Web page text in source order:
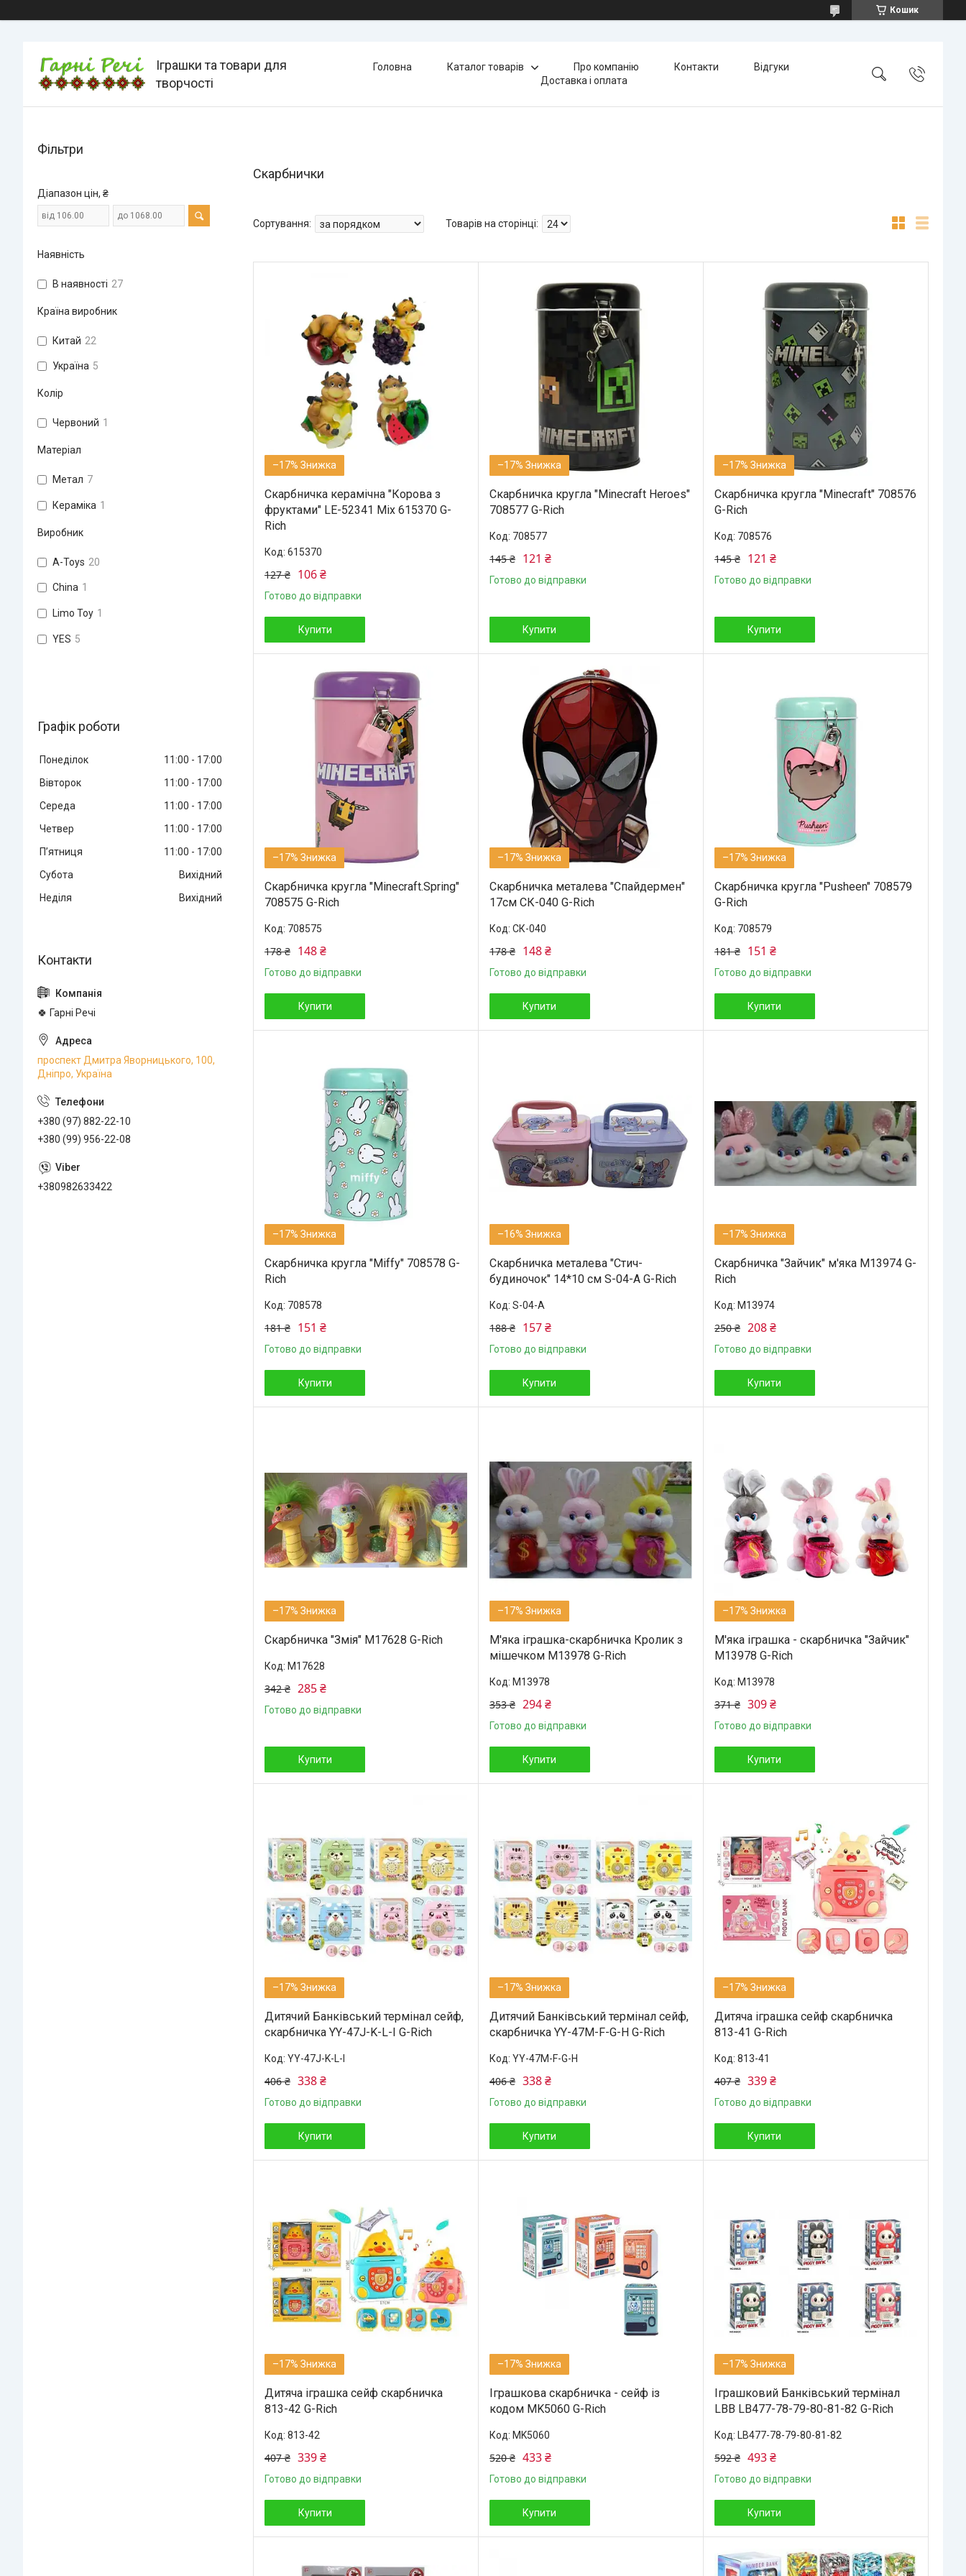
Кошик
Іграшки та товари для
творчості
Головна Каталог товарів Про компанію Контакти
Відгуки
Доставка і оплата
Скарбнички
–17%
Скарбничка керамічна "Корова з
фруктами" LE-52341 Mix 615370 G-
Rich
615370
127 ₴ 106 ₴
Готово до відправки
Купити
–17%
Скарбничка кругла "Minecraft Heroes"
708577 G-Rich
708577
145 ₴ 121 ₴
Готово до відправки
Купити
–17%
Скарбничка кругла "Minecraft" 708576
G-Rich
708576
145 ₴ 121 ₴
Готово до відправки
Купити
–17%
Скарбничка кругла "Minecraft.Spring"
708575 G-Rich
708575
178 ₴ 148 ₴
Готово до відправки
Купити
–17%
Скарбничка металева "Спайдермен"
17см СК-040 G-Rich
СК-040
178 ₴ 148 ₴
Готово до відправки
Купити
–17%
Скарбничка кругла "Pusheen" 708579
G-Rich
708579
181 ₴ 151 ₴
Готово до відправки
Купити
–17%
Скарбничка кругла "Miffy" 708578 G-
Rich
708578
181 ₴ 151 ₴
Готово до відправки
Купити
–16%
Скарбничка металева "Стич-
будиночок" 14*10 см S-04-А G-Rich
S-04-А
188 ₴ 157 ₴
Готово до відправки
Купити
–17%
Скарбничка "Зайчик" м'яка M13974 G-
Rich
M13974
250 ₴ 208 ₴
Готово до відправки
Купити
–17%
Скарбничка "Змія" M17628 G-Rich
M17628
342 ₴ 285 ₴
Готово до відправки
Купити
–17%
М'яка іграшка-скарбничка Кролик з
мішечком М13978 G-Rich
М13978
353 ₴ 294 ₴
Готово до відправки
Купити
–17%
М'яка іграшка - скарбничка "Зайчик"
M13978 G-Rich
M13978
371 ₴ 309 ₴
Готово до відправки
Купити
–17%
Дитячий Банківський термінал сейф,
скарбничка YY-47J-K-L-I G-Rich
YY-47J-K-L-I
406 ₴ 338 ₴
Готово до відправки
Купити
–17%
Дитячий Банківський термінал сейф,
скарбничка YY-47M-F-G-H G-Rich
YY-47M-F-G-H
406 ₴ 338 ₴
Готово до відправки
Купити
–17%
Дитяча іграшка сейф скарбничка
813-41 G-Rich
813-41
407 ₴ 339 ₴
Готово до відправки
Купити
–17%
Дитяча іграшка сейф скарбничка
813-42 G-Rich
813-42
407 ₴ 339 ₴
Готово до відправки
Купити
–17%
Іграшкова скарбничка - сейф із
кодом MK5060 G-Rich
MK5060
520 ₴ 433 ₴
Готово до відправки
Купити
–17%
Іграшковий Банківський термінал
LBB LB477-78-79-80-81-82 G-Rich
LB477-78-79-80-81-82
592 ₴ 493 ₴
Готово до відправки
Купити
Фільтри
Діапазон цін, ₴
Наявність
В наявності 27
Країна виробник
Китай 22
Україна 5
Колір
Червоний 1
Матеріал
Метал 7
Кераміка 1
Виробник
A-Toys 20
China 1
Limo Toy 1
YES 5
Графік роботи
Понеділок 11:00
17:00
Вівторок
11:00
17:00
Середа
11:00
17:00
Четвер
11:00
17:00
Пʼятниця
11:00
17:00
Субота
Вихідний
Неділя
Вихідний
🍀 Гарні Речі
проспект Дмитра Яворницького, 100,
Дніпро, Україна
+380 (97) 882-22-10
+380 (99) 956-22-08
+380982633422